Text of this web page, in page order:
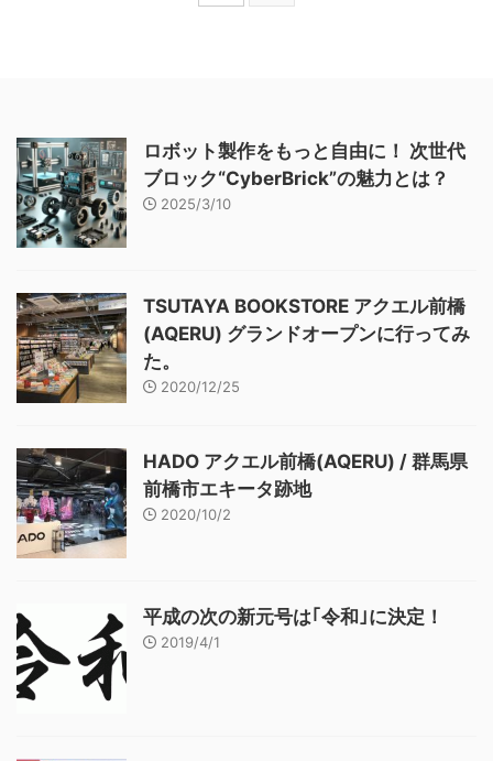
ロボット製作をもっと自由に！ 次世代
ブロック“CyberBrick”の魅力とは？
2025/3/10
TSUTAYA BOOKSTORE アクエル前橋
(AQERU) グランドオープンに行ってみ
た。
2020/12/25
HADO アクエル前橋(AQERU) / 群馬県
前橋市エキータ跡地
2020/10/2
平成の次の新元号は｢令和｣に決定！
2019/4/1